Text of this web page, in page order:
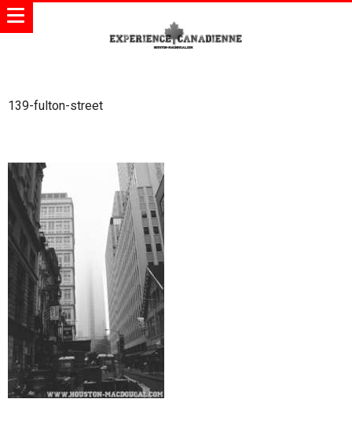
139-fulton-street